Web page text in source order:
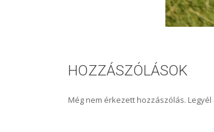
HOZZÁSZÓLÁSOK
Még nem érkezett hozzászólás.